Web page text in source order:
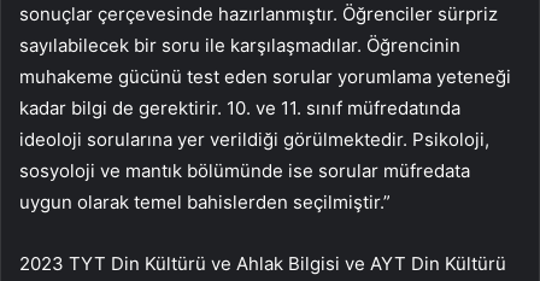
sonuçlar çerçevesinde hazırlanmıştır. Öğrenciler sürpriz
sayılabilecek bir soru ile karşılaşmadılar. Öğrencinin
muhakeme gücünü test eden sorular yorumlama yeteneği
kadar bilgi de gerektirir. 10. ve 11. sınıf müfredatında
ideoloji sorularına yer verildiği görülmektedir. Psikoloji,
sosyoloji ve mantık bölümünde ise sorular müfredata
uygun olarak temel bahislerden seçilmiştir.”
2023 TYT Din Kültürü ve Ahlak Bilgisi ve AYT Din Kültürü